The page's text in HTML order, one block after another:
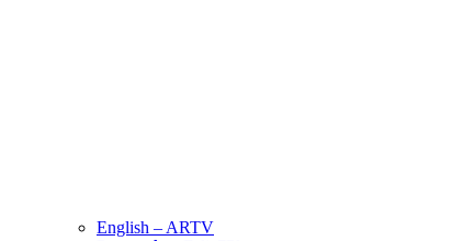
English – ARTV